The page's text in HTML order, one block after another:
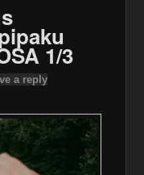
1/3
a reply